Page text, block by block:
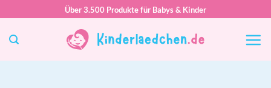
springen
Über 3.500 Produkte für Babys & Kinder